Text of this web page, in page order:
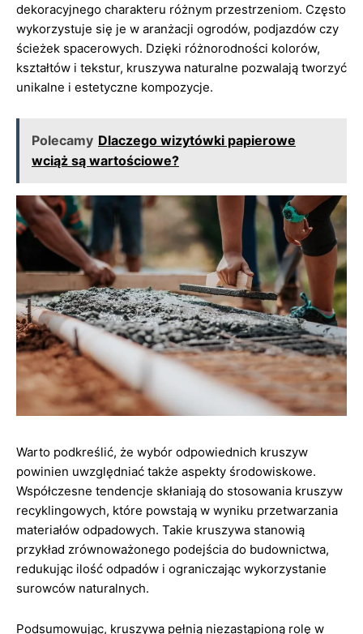
dekoracyjnego charakteru różnym przestrzeniom. Często
wykorzystuje się je w aranżacji ogrodów, podjazdów czy
ścieżek spacerowych. Dzięki różnorodności kolorów,
kształtów i tekstur, kruszywa naturalne pozwalają tworzyć
unikalne i estetyczne kompozycje.
Polecamy Dlaczego wizytówki papierowe
wciąż są wartościowe?
Warto podkreślić, że wybór odpowiednich kruszyw
powinien uwzględniać także aspekty środowiskowe.
Współczesne tendencje skłaniają do stosowania kruszyw
recyklingowych, które powstają w wyniku przetwarzania
materiałów odpadowych. Takie kruszywa stanowią
przykład zrównoważonego podejścia do budownictwa,
redukując ilość odpadów i ograniczając wykorzystanie
surowców naturalnych.
Podsumowując, kruszywa pełnią niezastąpioną rolę w